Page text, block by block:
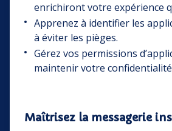
enrichiront votre expérience
Apprenez à identifier les
à éviter les pièges.
Gérez vos permissions
maintenir votre
Maîtrisez la messagerie